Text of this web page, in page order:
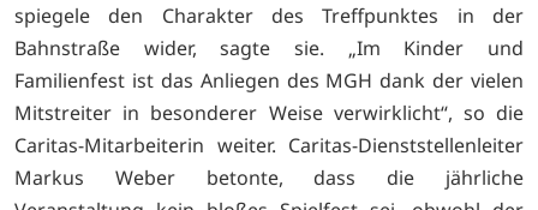
spiegele den Charakter des Treffpunktes in der
Bahnstraße wider, sagte sie. „Im Kinder und
Familienfest ist das Anliegen des MGH dank der vielen
Mitstreiter in besonderer Weise verwirklicht“, so die
Caritas-Mitarbeiterin weiter. Caritas-Dienststellenleiter
Markus Weber betonte, dass die jährliche